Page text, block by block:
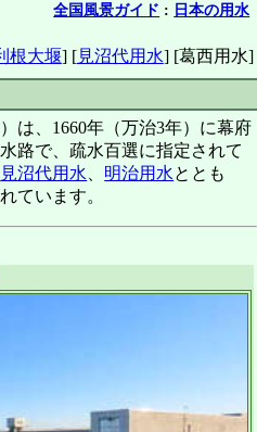
全国風景ガイド : 日本の用水
根大堰] [見沼代用水] [葛西用水]
は、1660年（万治3年）に幕府
路で、疏水百選に指定されて
見沼代用水 明治用水ととも
ています。